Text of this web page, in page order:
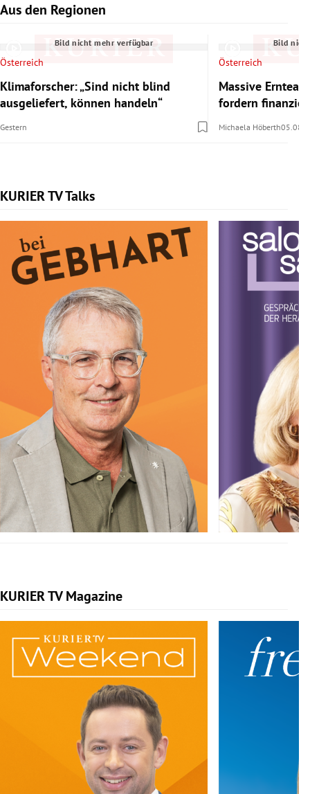
Aus den Regionen
Slide 1 von 7
Bild nicht mehr verfügbar
Österreich
Klimaforscher: „Sind nicht blind
ausgeliefert, können handeln“
Gestern
Bild
Österreich
Massive
fordern
Michaela Höberth
KURIER TV Talks
Slide 1 von 6
KURIER TV Magazine
Slide 1 von 5